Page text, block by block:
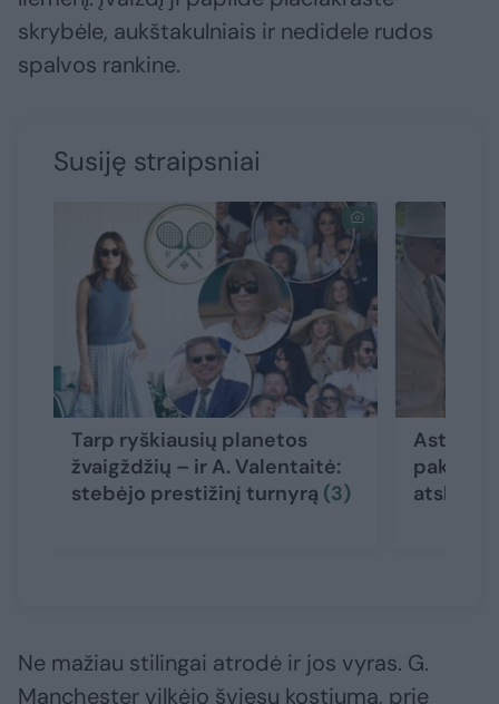
skrybėle, aukštakulniais ir nedidele rudos
spalvos rankine.
Susiję straipsniai
Tarp ryškiausių planetos
žvaigždžių – ir A. Valentaitė:
stebėjo prestižinį turnyrą (3)
Asta
Ne mažiau stilingai atrodė ir jos vyras. G.
Manchester vilkėjo šviesų kostiumą, prie